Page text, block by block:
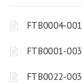
FTB0004-
FTB0001-
FTB0022-